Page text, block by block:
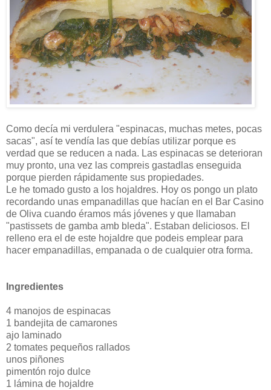
Como decía mi verdulera "espinacas, muchas metes, pocas
sacas", así te vendía las que debías utilizar porque es
verdad que se reducen a nada. Las espinacas se deterioran
muy pronto, una vez las compreis gastadlas enseguida
porque pierden rápidamente sus propiedades.
Le he tomado gusto a los hojaldres. Hoy os pongo un plato
recordando unas empanadillas que hacían en el Bar Casino
de Oliva cuando éramos más jóvenes y que llamaban
"pastissets de gamba amb bleda". Estaban deliciosos. El
relleno era el de este hojaldre que podeis emplear para
hacer empanadillas, empanada o de cualquier otra forma.
Ingredientes
4 manojos de espinacas
1 bandejita de camarones
ajo laminado
2 tomates pequeños rallados
unos piñones
pimentón rojo dulce
1 lámina de hojaldre